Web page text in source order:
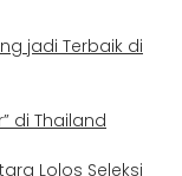
jadi Terbaik di
di Thailand
Lolos Seleksi